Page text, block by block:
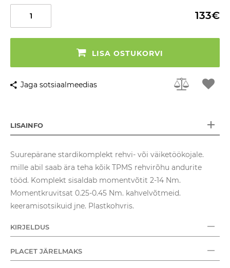
133€
LISA OSTUKORVI
Jaga sotsiaalmeedias
LISAINFO
Suurepärane stardikomplekt rehvi- või väiketöökojale.
mille abil saab ära teha kõik TPMS rehvirõhu andurite
tööd. Komplekt sisaldab momentvõtit 2-14 Nm.
Momentkruvitsat 0.25-0.45 Nm. kahvelvõtmeid.
keeramisotsikuid jne. Plastkohvris.
KIRJELDUS
PLACET JÄRELMAKS